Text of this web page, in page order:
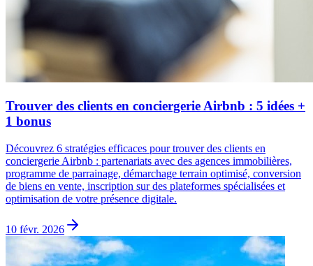
Trouver des clients en conciergerie Airbnb : 5 idées +
1 bonus
Découvrez 6 stratégies efficaces pour trouver des clients en
conciergerie Airbnb : partenariats avec des agences immobilières,
programme de parrainage, démarchage terrain optimisé, conversion
de biens en vente, inscription sur des plateformes spécialisées et
optimisation de votre présence digitale.
10 févr. 2026